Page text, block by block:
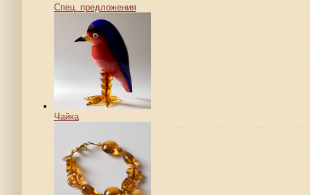
Спец. предложения
Чайка